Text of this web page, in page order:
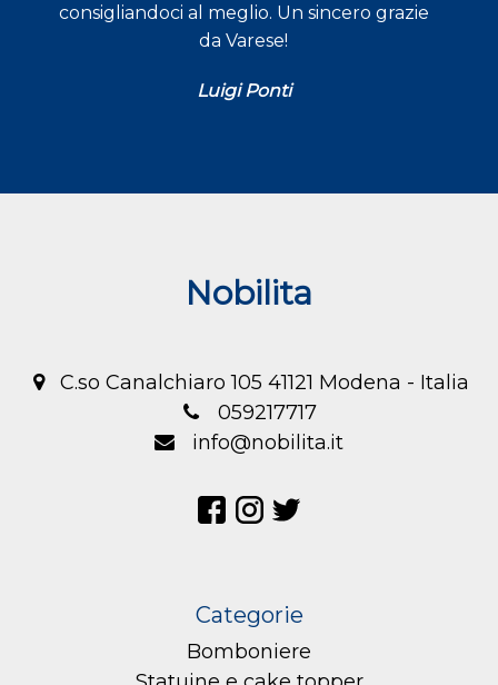
consigliandoci al meglio. Un sincero grazie
da Varese!
Luigi Ponti
Nobilita
C.so Canalchiaro 105 41121 Modena - Italia
059217717
info@nobilita.it
Categorie
Bomboniere